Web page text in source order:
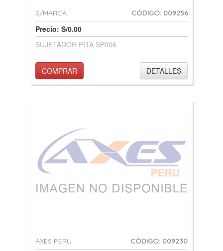
S/MARCA CÓDIGO: 009256
Precio: S/0.00
SUJETADOR PITA SP006
COMPRAR DETALLES
AXES PERU CÓDIGO: 009230